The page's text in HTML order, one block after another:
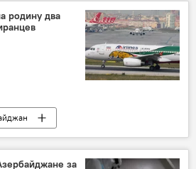
родину два
Политика
экстрадиция
за